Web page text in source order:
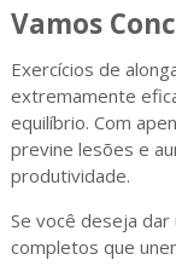
Vamos
Exercícios de
extremamente
equilíbrio. Com
previne lesões e
produtividade.
Se você deseja
completos que